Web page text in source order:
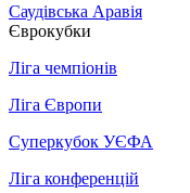
Саудівська Аравія
Єврокубки
Ліга чемпіонів
Ліга Європи
Суперкубок УЄФА
Ліга конференцій